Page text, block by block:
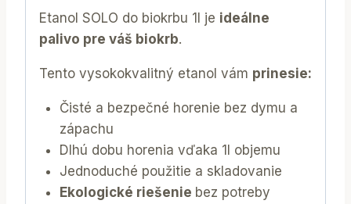
Etanol SOLO do biokrbu 1l je ideálne
palivo pre váš biokrb.
Tento vysokokvalitný etanol vám prinesie:
Čisté a bezpečné horenie bez dymu a
zápachu
Dlhú dobu horenia vďaka 1l objemu
Jednoduché použitie a skladovanie
Ekologické riešenie bez potreby